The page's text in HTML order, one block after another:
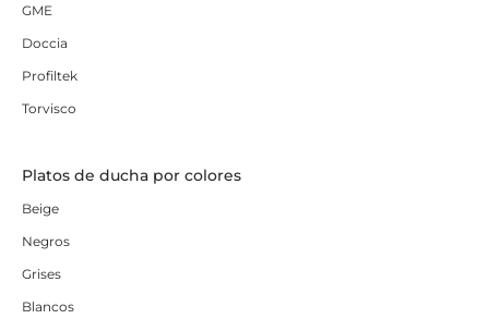
GME
Doccia
Profiltek
Torvisco
Platos de ducha por colores
Beige
Negros
Grises
Blancos